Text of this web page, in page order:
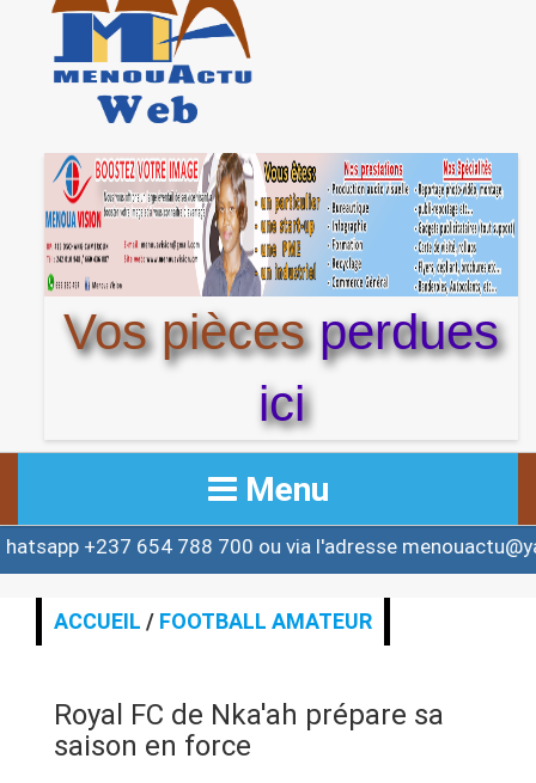
Vos piècesperdues
ici
Menu
ACCUEIL
ACTUALITE
ALERTE
654 788 700 ou via l'adresse
ACCUEIL / FOOTBALL AMATEUR
Royal FC de Nka'ah prépare sa
saison en force